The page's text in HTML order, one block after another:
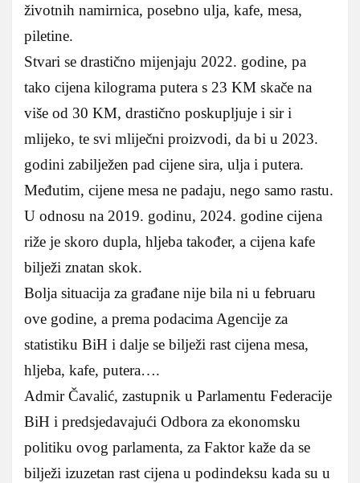
životnih namirnica, posebno ulja, kafe, mesa,
piletine.
Stvari se drastično mijenjaju 2022. godine, pa
tako cijena kilograma putera s 23 KM skače na
više od 30 KM, drastično poskupljuje i sir i
mlijeko, te svi mliječni proizvodi, da bi u 2023.
godini zabilježen pad cijene sira, ulja i putera.
Međutim, cijene mesa ne padaju, nego samo rastu.
U odnosu na 2019. godinu, 2024. godine cijena
riže je skoro dupla, hljeba također, a cijena kafe
bilježi znatan skok.
Bolja situacija za građane nije bila ni u februaru
ove godine, a prema podacima Agencije za
statistiku BiH i dalje se bilježi rast cijena mesa,
hljeba, kafe, putera….
Admir Čavalić, zastupnik u Parlamentu Federacije
BiH i predsjedavajući Odbora za ekonomsku
politiku ovog parlamenta, za Faktor kaže da se
bilježi izuzetan rast cijena u podindeksu kada su u